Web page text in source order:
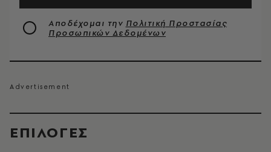
EΠΙΛΟΓΈΣ
Αποδέχομαι την Πολιτική Προστασίας
Προσωπικών Δεδομένων